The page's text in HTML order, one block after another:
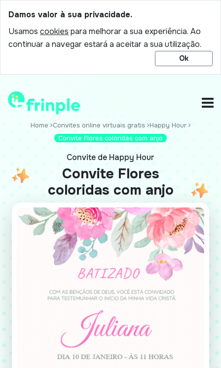
Damos valor à sua privacidade.
Usamos cookies para melhorar a sua experiência. Ao
continuar a navegar estará a aceitar a sua utilização.
Ok
Home Convites online virtuais gratis
Happy Hour
Convite Flores coloridas com anjo
Convite de Happy Hour
Convite Flores
coloridas com anjo